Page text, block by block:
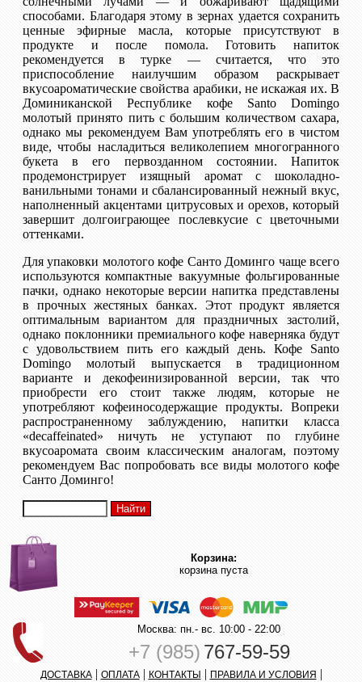
способами. Благодаря этому в зернах удается сохранить
ценные эфирные масла, которые присутствуют в
продукте и после помола. Готовить напиток
рекомендуется в турке — считается, что это
приспособление наилучшим образом раскрывает
вкусоароматические свойства арабики, не искажая их. В
Доминиканской Республике кофе Santo Domingo
молотый принято пить с большим количеством сахара,
однако мы рекомендуем Вам употреблять его в чистом
виде, чтобы насладиться великолепием многогранного
букета в его первозданном состоянии. Напиток
продемонстрирует изящный аромат с шоколадно-
ванильными тонами и сбалансированный нежный вкус,
наполненный акцентами цитрусовых и орехов, который
завершит долгоиграющее послевкусие с цветочными
оттенками.
Для упаковки молотого кофе Санто Доминго чаще всего
используются компактные вакуумные фольгированные
пачки, однако некоторые версии напитка представлены
в прочных жестяных банках. Этот продукт является
оптимальным вариантом для праздничных застолий,
однако поклонники премиального кофе наверняка будут
с удовольствием пить его каждый день. Кофе Santo
Domingo молотый выпускается в традиционном
варианте и декофеинизированной версии, так что
приобрести его стоит также людям, которые не
употребляют кофеиносодержащие продукты. Вопреки
распространенному заблуждению, напитки класса
«decaffeinated» ничуть не уступают по глубине
вкусоаромата своим классическим аналогам, поэтому
рекомендуем Вас попробовать все виды молотого кофе
Санто Доминго!
Корзина:
корзина пуста
Москва: пн.- вс. 10:00 - 22:00
+7 (985) 767-59-59
ДОСТАВКА| ОПЛАТА| КОНТАКТЫ | ПРАВИЛА И УСЛОВИЯ |